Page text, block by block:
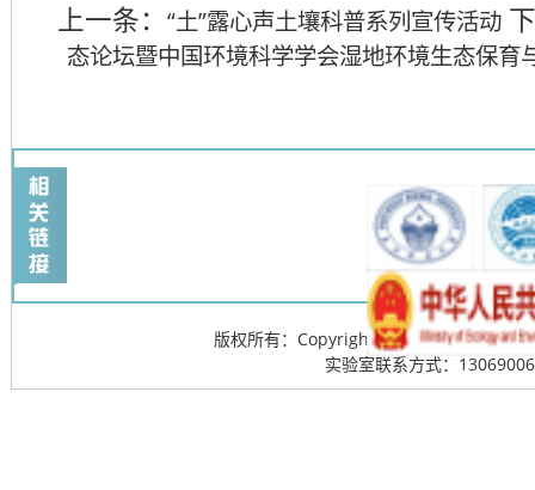
上一条： “土”露心声土壤科普系列宣传活动
态论坛暨中国环境科学学会湿地环境生态保育
版权所有：Copyright @ 2013-2020 国家
实验室联系方式：